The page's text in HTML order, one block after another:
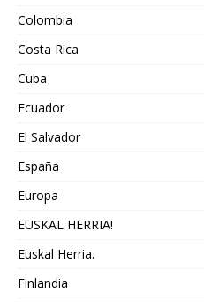
Colombia
Costa Rica
Cuba
Ecuador
El Salvador
España
Europa
EUSKAL HERRIA!
Euskal Herria.
Finlandia